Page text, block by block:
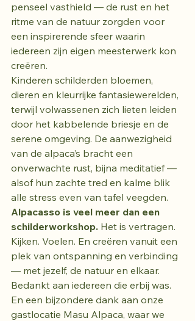
penseel vasthield — de rust en het
ritme van de natuur zorgden voor
een inspirerende sfeer waarin
iedereen zijn eigen meesterwerk kon
creëren.
Kinderen schilderden bloemen,
dieren en kleurrijke fantasiewerelden,
terwijl volwassenen zich lieten leiden
door het kabbelende briesje en de
serene omgeving. De aanwezigheid
van de alpaca’s bracht een
onverwachte rust, bijna meditatief —
alsof hun zachte tred en kalme blik
alle stress even van tafel veegden.
Alpacasso is veel meer dan een
schilderworkshop. Het is vertragen.
Kijken. Voelen. En creëren vanuit een
plek van ontspanning en verbinding
— met jezelf, de natuur en elkaar.
Bedankt aan iedereen die erbij was.
En een bijzondere dank aan onze
gastlocatie Masu Alpaca, waar we